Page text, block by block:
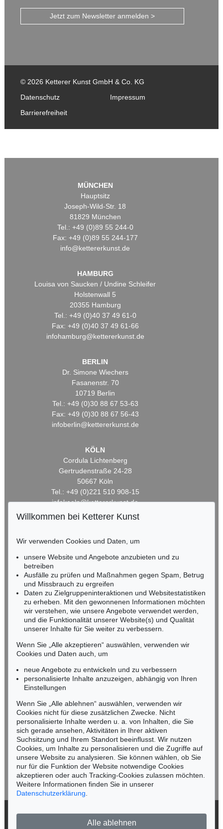
Jetzt zum Newsletter anmelden >
© 2026 Ketterer Kunst GmbH & Co. KG
Datenschutz
Impressum
Barrierefreiheit
MÜNCHEN
Hauptsitz
Joseph-Wild-Str. 18
81829 München
Tel.: +49 (0)89 55 244-0
Fax: +49 (0)89 55 244-177
info@kettererkunst.de
HAMBURG
Louisa von Saucken / Undine Schleifer
Holstenwall 5
20355 Hamburg
Tel.: +49 (0)40 37 49 61-0
Fax: +49 (0)40 37 49 61-66
infohamburg@kettererkunst.de
BERLIN
Dr. Simone Wiechers
Fasanenstr. 70
10719 Berlin
Tel.: +49 (0)30 88 67 53-63
Fax: +49 (0)30 88 67 56-43
infoberlin@kettererkunst.de
KÖLN
Cordula Lichtenberg
Gertrudenstraße 24-28
50667 Köln
Tel.: +49 (0)221 510 908-15
infokoeln@kettererkunst.de
HESSEN
Miriam Heß
Tel.: +49 (0)62 21 58 80-038
Fax: +49 (0)62 21 58 80-595
infoheidelberg@kettererkunst.de
NORDDEUTSCHLAND
Nico Kassel, M.A.
Mobil: +49 (0)171 8618661
n.kassel@kettererkunst.de
Keine Auktion mehr verpassen!
Wir informieren Sie rechtzeitig.
Jetzt zum Newsletter anmelden >
Willkommen bei Ketterer Kunst
Wir verwenden Cookies und Daten, um
unsere Website und Angebote anzubieten und zu
betreiben
Ausfälle zu prüfen und Maßnahmen gegen Spam, Betrug
und Missbrauch zu ergreifen
Daten zu Zielgruppeninteraktionen und Websitestatistiken
zu erheben. Mit den gewonnenen Informationen möchten
wir verstehen, wie unsere Angebote verwendet werden,
und die Funktionalität unserer Website(s) und Qualität
unserer Inhalte für Sie weiter zu verbessern.
Wenn Sie „Alle akzeptieren“ auswählen, verwenden wir
Cookies und Daten auch, um
neue Angebote zu entwickeln und zu verbessern
personalisierte Inhalte anzuzeigen, abhängig von Ihren
Einstellungen
Wenn Sie „Alle ablehnen“ auswählen, verwenden wir
Cookies nicht für diese zusätzlichen Zwecke. Nicht
personalisierte Inhalte werden u. a. von Inhalten, die Sie
sich gerade ansehen, Aktivitäten in Ihrer aktiven
Suchsitzung und Ihrem Standort beeinflusst. Wir nutzen
Cookies, um Inhalte zu personalisieren und die Zugriffe auf
unsere Website zu analysieren. Sie können wählen, ob Sie
nur für die Funktion der Website notwendige Cookies
akzeptieren oder auch Tracking-Cookies zulassen möchten.
Weitere Informationen finden Sie in unserer
Datenschutzerklärung
Alle ablehnen